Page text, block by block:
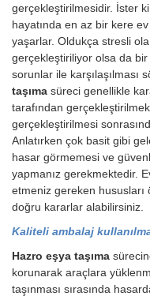
gerçekleştirilmesidir. İster
hayatında en az bir kere
yaşarlar. Oldukça stresli
gerçekleştiriliyor olsa da bir
sorunlar ile karşılaşılması
taşıma süreci genellikle
tarafından
gerçekleştirilmesi
Anlatırken çok basit gibi
hasar görmemesi ve
yapmanız gerekmektedir.
etmeniz gereken
doğru kararlar alabilirsiniz.
Kaliteli ambalaj
Hazro eşya taşıma
korunarak araçlara
taşınması sırasında